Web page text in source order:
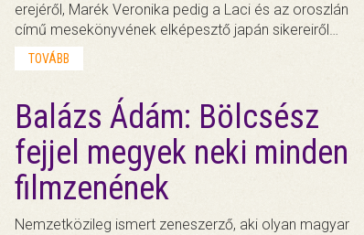
erejéről, Marék Veronika pedig a Laci és az oroszlán
című mesekönyvének elképesztő japán sikereiről…
TOVÁBB
Balázs Ádám: Bölcsész
fejjel megyek neki minden
filmzenének
Nemzetközileg ismert zeneszerző, aki olyan magyar